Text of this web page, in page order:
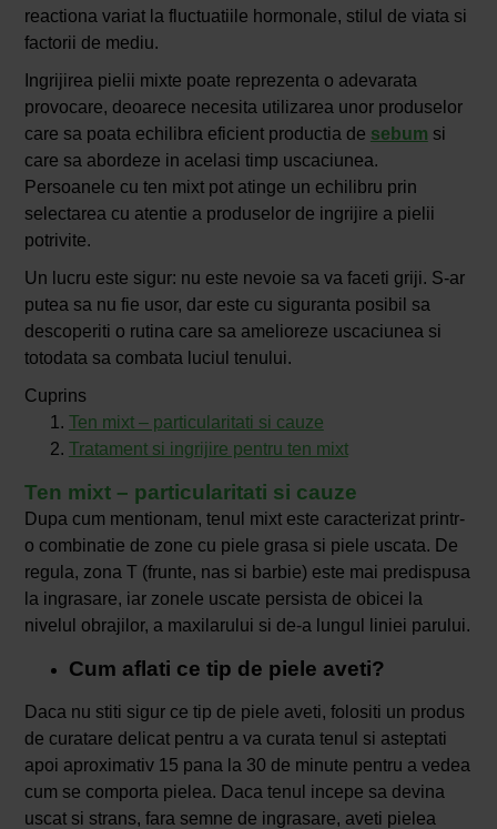
reactiona variat la fluctuatiile hormonale, stilul de viata si
factorii de mediu.
Ingrijirea pielii mixte poate reprezenta o adevarata
provocare, deoarece necesita utilizarea unor produselor
care sa poata echilibra eficient productia de sebum si
care sa abordeze in acelasi timp uscaciunea.
Persoanele cu ten mixt pot atinge un echilibru prin
selectarea cu atentie a produselor de ingrijire a pielii
potrivite.
Un lucru este sigur: nu este nevoie sa va faceti griji. S-ar
putea sa nu fie usor, dar este cu siguranta posibil sa
descoperiti o rutina care sa amelioreze uscaciunea si
totodata sa combata luciul tenului.
Cuprins
Ten mixt – particularitati si cauze
Tratament si ingrijire pentru ten mixt
Ten mixt – particularitati si cauze
Dupa cum mentionam, tenul mixt este caracterizat printr-
o combinatie de zone cu piele grasa si piele uscata. De
regula, zona T (frunte, nas si barbie) este mai predispusa
la ingrasare, iar zonele uscate persista de obicei la
nivelul obrajilor, a maxilarului si de-a lungul liniei parului.
Cum aflati ce tip de piele aveti?
Daca nu stiti sigur ce tip de piele aveti, folositi un produs
de curatare delicat pentru a va curata tenul si asteptati
apoi aproximativ 15 pana la 30 de minute pentru a vedea
cum se comporta pielea. Daca tenul incepe sa devina
uscat si strans, fara semne de ingrasare, aveti pielea